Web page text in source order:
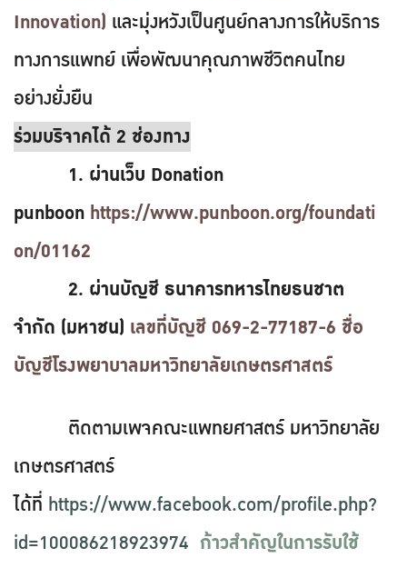
Innovation) และมุ่งหวังเป็นศูนย์กลางการให้บริการ
ทางการแพทย์ เพื่อพัฒนาคุณภาพชีวิตคนไทย
อย่างยั่งยืน
ร่วมบริจาคได้ 2 ช่องทาง
1. ผ่านเว็บ Donation
punboon https://www.punboon.org/foundati
on/01162
2. ผ่านบัญชี ธนาคารทหารไทยธนชาต
จำกัด (มหาชน) เลขที่บัญชี 069-2-77187-6 ชื่อ
บัญชีโรงพยาบาลมหาวิทยาลัยเกษตรศาสตร์
ติดตามเพจคณะแพทยศาสตร์ มหาวิทยาลัย
เกษตรศาสตร์
ได้ที่ https://www.facebook.com/profile.php?
id=100086218923974 ก้าวสำคัญในการรับใช้